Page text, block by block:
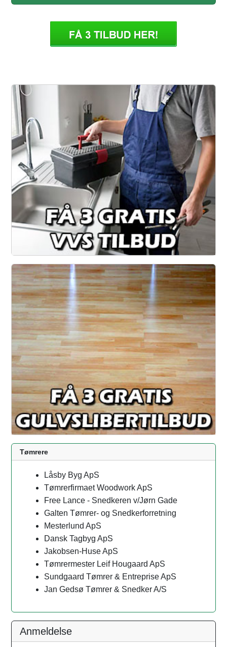
Tømrere
Låsby Byg ApS
Tømrerfirmaet Woodwork ApS
Free Lance - Snedkeren v/Jørn Gade
Galten Tømrer- og Snedkerforretning
Mesterlund ApS
Dansk Tagbyg ApS
Jakobsen-Huse ApS
Tømrermester Leif Hougaard ApS
Sundgaard Tømrer & Entreprise ApS
Jan Gedsø Tømrer & Snedker A/S
Anmeldelse